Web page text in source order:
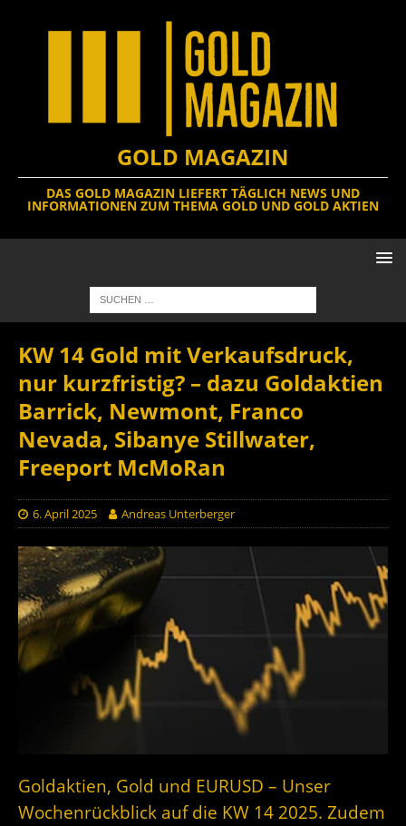
GOLD MAGAZIN
DAS GOLD MAGAZIN LIEFERT TÄGLICH NEWS UND
INFORMATIONEN ZUM THEMA GOLD UND GOLD AKTIEN
KW 14 Gold mit Verkaufsdruck,
nur kurzfristig? – dazu Goldaktien
Barrick, Newmont, Franco
Nevada, Sibanye Stillwater,
Freeport McMoRan
6. April 2025 Andreas Unterberger
Goldaktien, Gold und EURUSD – Unser
Wochenrückblick auf die KW 14 2025. Zudem